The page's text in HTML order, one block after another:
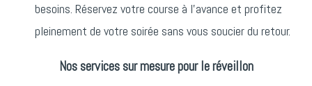
besoins. Réservez votre course à l’avance et profitez
pleinement de votre soirée sans vous soucier du retour.
Nos services sur mesure pour le réveillon